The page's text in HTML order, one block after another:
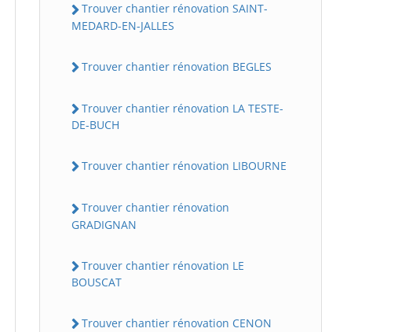
Trouver chantier rénovation SAINT-
MEDARD-EN-JALLES
Trouver chantier rénovation BEGLES
Trouver chantier rénovation LA TESTE-
DE-BUCH
Trouver chantier rénovation LIBOURNE
Trouver chantier rénovation
GRADIGNAN
Trouver chantier rénovation LE
BOUSCAT
Trouver chantier rénovation CENON